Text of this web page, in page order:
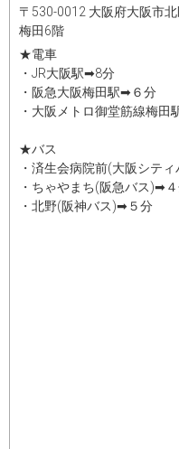
〒530-0012 大阪府大阪市
梅田6階
★電車
・JR大阪駅➡8分
・阪急大阪梅田駅➡６分
・大阪メトロ御堂筋線梅田
★バス
・済生会病院前(大阪シテ
・ちゃやまち(阪急バス)➡
・北野(阪神バス)➡５分